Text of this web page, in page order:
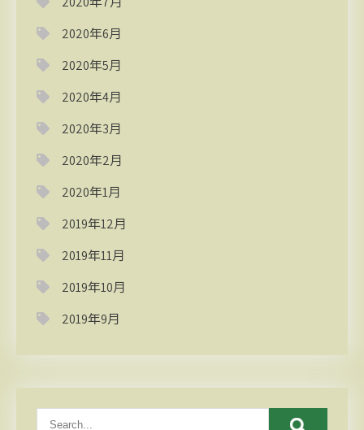
2020年6月
2020年5月
2020年4月
2020年3月
2020年2月
2020年1月
2019年12月
2019年11月
2019年10月
2019年9月